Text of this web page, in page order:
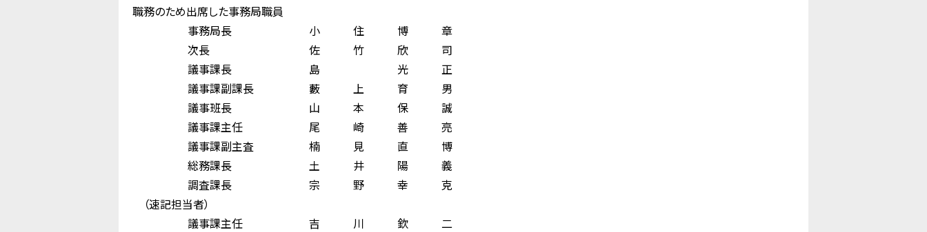
職務のため出席した事務局職員
事務局長 小 住 博 章
次長 佐 竹 欣 司
議事課長 島 光 正
議事課副課長 藪 上 育 男
議事班長 山 本 保 誠
議事課主任 尾 崎 善 亮
議事課副主査 楠 見 直 博
総務課長 土 井 陽 義
調査課長 宗 野 幸 克
（速記担当者）
議事課主任 吉 川 欽 二